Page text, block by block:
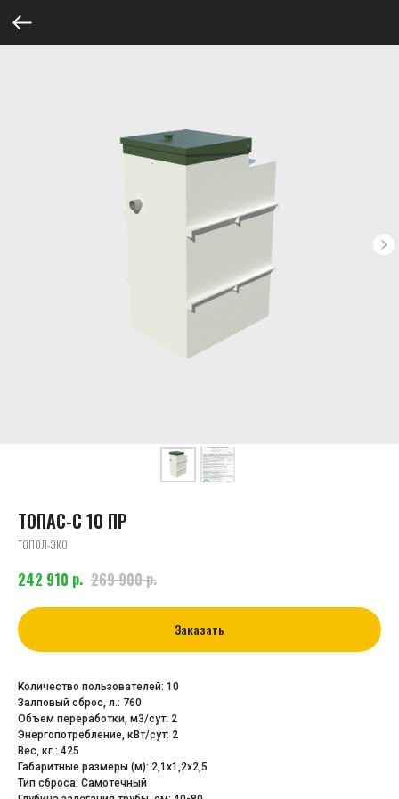
ТОПАС-С 10 ПР
ТОПОЛ-ЭКО
242 910 р. 269 900р.
Заказать
Количество пользователей: 10
Залповый сброс, л.: 760
Объем переработки, м3/сут: 2
Энергопотребление, кВт/сут: 2
Вес, кг.: 425
Габаритные размеры (м): 2,1х1,2х2,5
Тип сброса: Самотечный